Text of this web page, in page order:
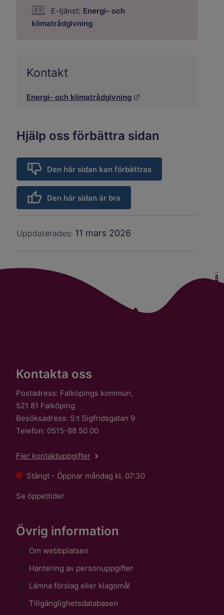
E-tjänst: Energi- och
klimatrådgivning
Kontakt
Energi- och klimatrådgivning
Hjälp oss förbättra sidan
Den här sidan kan förbättras
Den här sidan är bra
Uppdaterades: 11 mars 2026
Kontakta oss
Postadress: Falköpings kommun,
521 81 Falköping
Besöksadress: S:t Sigfridsgatan 9
Telefon: 0515-88 50 00
Fler kontaktuppgifter
Stängt - Öppnar måndag kl. 07:30
Se öppettider
Övrig information
Om webbplatsen
Hantering av personuppgifter
Lämna förslag eller klagomål
Tillgänglighetsdatabasen